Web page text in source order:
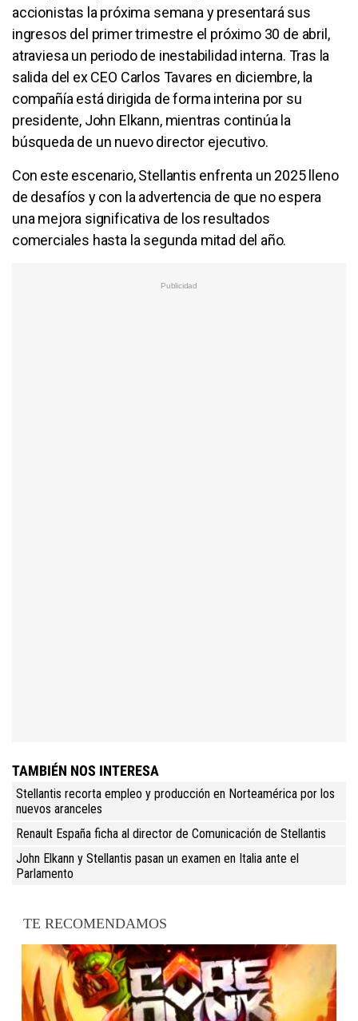
accionistas la próxima semana y presentará sus
ingresos del primer trimestre el próximo 30 de abril,
atraviesa un periodo de inestabilidad interna. Tras la
salida del ex CEO Carlos Tavares en diciembre, la
compañía está dirigida de forma interina por su
presidente, John Elkann, mientras continúa la
búsqueda de un nuevo director ejecutivo.
Con este escenario, Stellantis enfrenta un 2025 lleno
de desafíos y con la advertencia de que no espera
una mejora significativa de los resultados
comerciales hasta la segunda mitad del año.
TAMBIÉN NOS INTERESA
Stellantis recorta empleo y producción en Norteamérica por los
nuevos aranceles
Renault España ficha al director de Comunicación de Stellantis
John Elkann y Stellantis pasan un examen en Italia ante el
Parlamento
TE RECOMENDAMOS